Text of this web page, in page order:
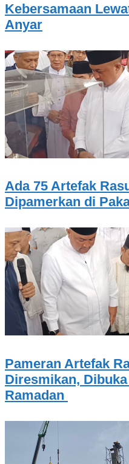
Kebersamaan
Anyar
Ada 75 Artefak
Dipamerkan di
Pameran Artefak
Diresmikan,
Ramadan